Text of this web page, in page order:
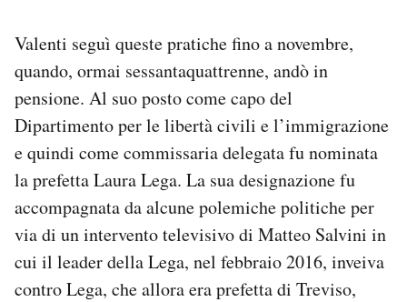
Valenti seguì queste pratiche fino a novembre,
quando, ormai sessantaquattrenne, andò in
pensione. Al suo posto come capo del
Dipartimento per le libertà civili e l’immigrazione
e quindi come commissaria delegata fu nominata
la prefetta Laura Lega. La sua designazione fu
accompagnata da alcune polemiche politiche per
via di un intervento televisivo di Matteo Salvini in
cui il leader della Lega, nel febbraio 2016, inveiva
contro Lega, che allora era prefetta di Treviso,